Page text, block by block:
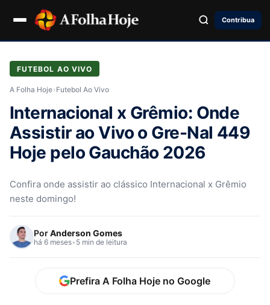
Contribua
FUTEBOL AO VIVO
A Folha Hoje› Futebol Ao Vivo
Internacional x Grêmio: Onde
Assistir ao Vivo o Gre-Nal 449
Hoje pelo Gauchão 2026
Confira onde assistir ao clássico Internacional x Grêmio
neste domingo!
PorAnderson Gomes
há 6 meses• 5 min de leitura
Prefira A Folha Hoje no Google